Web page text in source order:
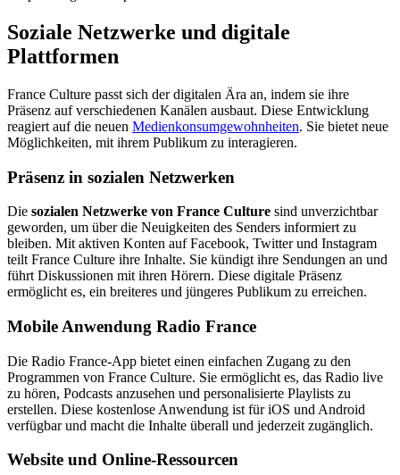
Soziale Netzwerke und digitale
Plattformen
France Culture passt sich der digitalen Ära an, indem sie ihre
Präsenz auf verschiedenen Kanälen ausbaut. Diese Entwicklung
reagiert auf die neuen Medienkonsumgewohnheiten. Sie bietet neue
Möglichkeiten, mit ihrem Publikum zu interagieren.
Präsenz in sozialen Netzwerken
Die sozialen Netzwerke von France Culture sind unverzichtbar
geworden, um über die Neuigkeiten des Senders informiert zu
bleiben. Mit aktiven Konten auf Facebook, Twitter und Instagram
teilt France Culture ihre Inhalte. Sie kündigt ihre Sendungen an und
führt Diskussionen mit ihren Hörern. Diese digitale Präsenz
ermöglicht es, ein breiteres und jüngeres Publikum zu erreichen.
Mobile Anwendung Radio France
Die Radio France-App bietet einen einfachen Zugang zu den
Programmen von France Culture. Sie ermöglicht es, das Radio live
zu hören, Podcasts anzusehen und personalisierte Playlists zu
erstellen. Diese kostenlose Anwendung ist für iOS und Android
verfügbar und macht die Inhalte überall und jederzeit zugänglich.
Website und Online-Ressourcen